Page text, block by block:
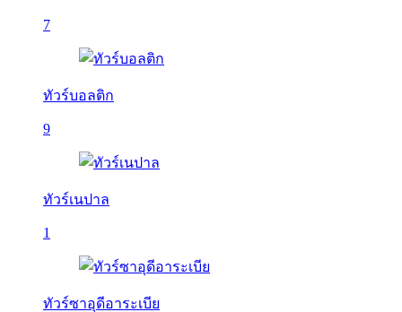
7
ทัวร์บอลติก
9
ทัวร์เนปาล
1
ทัวร์ซาอุดีอาระเบีย